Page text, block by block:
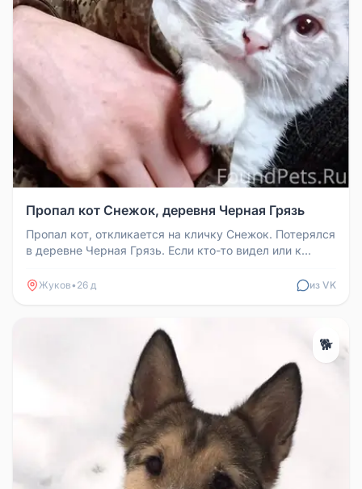
Пропал кот Снежок, деревня Черная Грязь
Пропал кот, откликается на кличку Снежок. Потерялся
в деревне Черная Грязь. Если кто-то видел или к
Жуков• 26 д из VK
🐕